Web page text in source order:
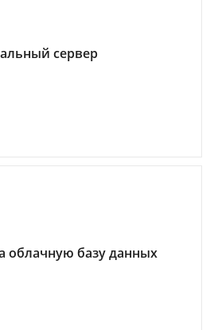
сервер
облачную базу данных